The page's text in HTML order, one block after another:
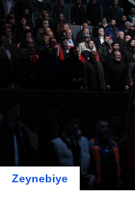
Zeynebiye